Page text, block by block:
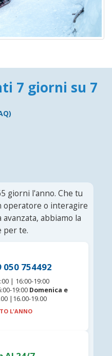
7 giorni su 7
giorni l'anno. Che tu
operatore o interagire
abbiamo la
per te.
754492
| 16:00-19:00
19:00 Domenica e
|16.00-19.00
L'ANNO